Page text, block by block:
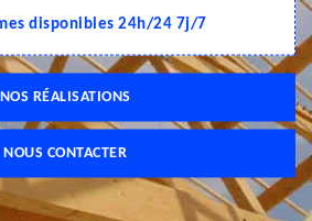
disponibles 24h/24 7j/7
NOS RÉALISATIONS
NOUS CONTACTER